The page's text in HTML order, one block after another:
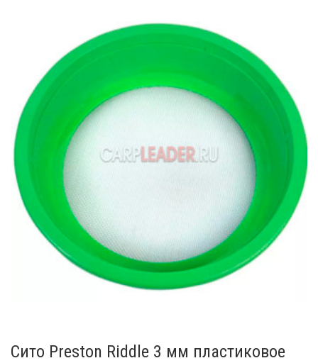
Сито Preston Riddle 3 мм пластиковое